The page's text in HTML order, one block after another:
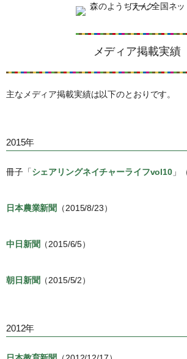
メディア掲載実績
主なメディア掲載実績は以下のとおりです。
2015年
冊子「シェアリングネイチャーライフvol10」
日本農業新聞 （2015/8/23）
中日新聞 （2015/6/5）
朝日新聞 （2015/5/2）
2012年